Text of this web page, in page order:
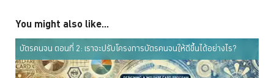
You might also like...
บัตรคนจน ตอนที่ 2: เราจะปรับโครงการบัตรคนจนให้ดีขึ้นได้อย่างไร?